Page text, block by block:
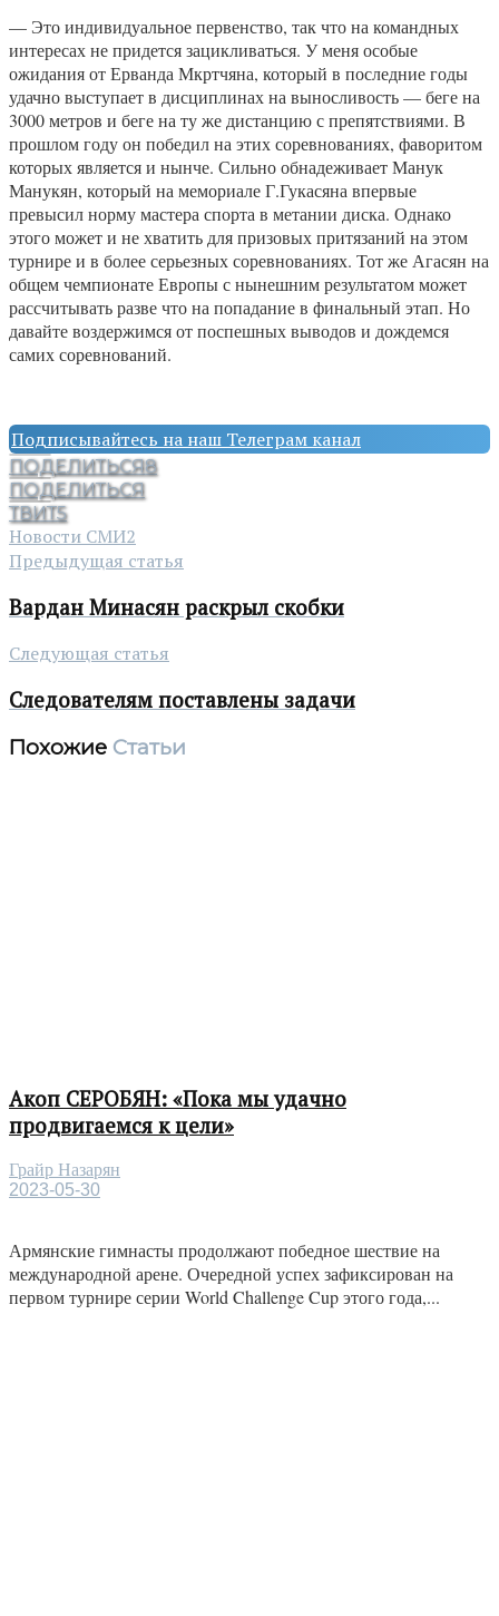
— Это индивидуальное первенство, так что на командных
интересах не придется зацикливаться. У меня особые
ожидания от Ерванда Мкртчяна, который в последние годы
удачно выступает в дисциплинах на выносливость — беге на
3000 метров и беге на ту же дистанцию с препятствиями. В
прошлом году он победил на этих соревнованиях, фаворитом
которых является и нынче. Сильно обнадеживает Манук
Манукян, который на мемориале Г.Гукасяна впервые
превысил норму мастера спорта в метании диска. Однако
этого может и не хватить для призовых притязаний на этом
турнире и в более серьезных соревнованиях. Тот же Агасян на
общем чемпионате Европы с нынешним результатом может
рассчитывать разве что на попадание в финальный этап. Но
давайте воздержимся от поспешных выводов и дождемся
самих соревнований.
Подписывайтесь на наш Телеграм канал
ПОДЕЛИТЬСЯ8
ПОДЕЛИТЬСЯ
ТВИТ5
Новости СМИ2
Предыдущая статья
Вардан Минасян раскрыл скобки
Следующая статья
Следователям поставлены задачи
Похожие Статьи
Акоп СЕРОБЯН: «Пока мы удачно
продвигаемся к цели»
Грайр Назарян
2023-05-30
Армянские гимнасты продолжают победное шествие на
международной арене. Очередной успех зафиксирован на
первом турнире серии World Challenge Cup этого года,...